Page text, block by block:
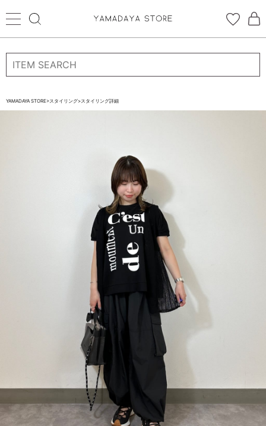
ログイン 新規会員登録
STORE BRAND・LABELから探す
NEWS
ブランド一覧
YAMADAYA STORE>スタイリング>スタイリング詳細